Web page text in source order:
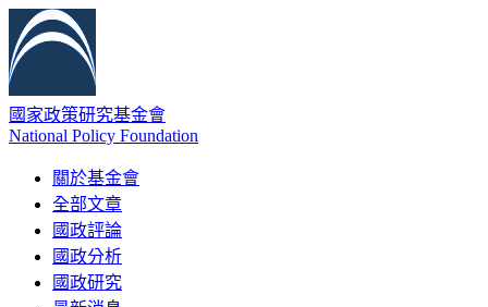
國家政策研究基金會
National Policy Foundation
關於基金會
全部文章
國政評論
國政分析
國政研究